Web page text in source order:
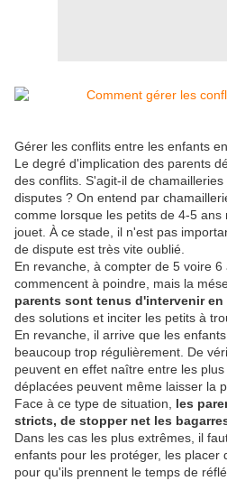
Gérer les conflits entre les enfants
Le degré d'implication des parents
des conflits. S'agit-il de
disputes ? On entend par
comme lorsque les petits de 4-5
jouet. À ce stade, il n'est pas
de dispute est très vite oublié.
En revanche, à compter de 5 voire
commencent à poindre, mais la
parents sont tenus d'intervenir
des solutions et inciter les petits à
En revanche, il arrive que les
beaucoup trop régulièrement. De
peuvent en effet naître entre les
déplacées peuvent même laisser la
Face à ce type de situation,
les
stricts, de stopper net les
Dans les cas les plus extrêmes, il
enfants pour les protéger, les placer
pour qu'ils prennent le temps de